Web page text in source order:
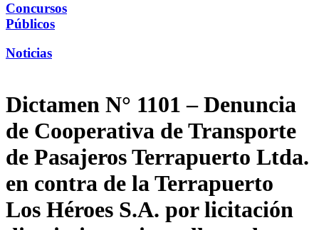
Concursos
Públicos
Noticias
Dictamen N° 1101 – Denuncia
de Cooperativa de Transporte
de Pasajeros Terrapuerto Ltda.
en contra de la Terrapuerto
Los Héroes S.A. por licitación